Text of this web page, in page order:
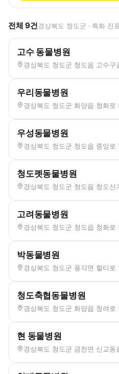
전체 9건경상북도 청도군 · 특화 진
고수 동물병원
경상북도 청도군 청도읍 고수구
우리동물병원
경상북도 청도군 화양읍 청화로
우성동물병원
경상북도 청도군 청도읍 중앙로
청도펫동물병원
경상북도 청도군 청도읍 청도신
고려동물병원
경상북도 청도군 청도읍 청화로
박동물병원
경상북도 청도군 풍각면 헐티로
청도축협동물병원
경상북도 청도군 화양읍 청려로
현 동물병원
경상북도 청도군 금천면 신교동